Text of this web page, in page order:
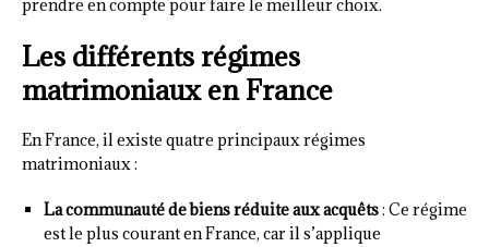
prendre en compte pour faire le meilleur choix.
Les différents régimes
matrimoniaux en France
En France, il existe quatre principaux régimes
matrimoniaux :
La communauté de biens réduite aux acquêts: Ce régime
est le plus courant en France, car il s’applique